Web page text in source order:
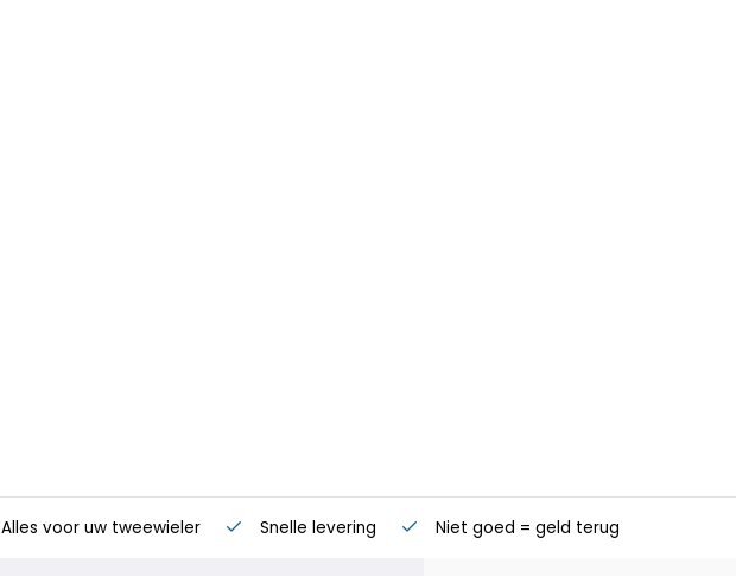
Alles voor uw tweewieler Snelle levering Niet goed = geld terug